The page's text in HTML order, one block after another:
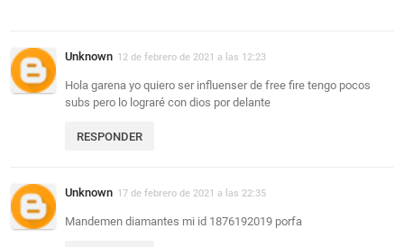
Unknown 12 de febrero de 2021 a las 12:23
Hola garena yo quiero ser influenser de free fire tengo pocos
subs pero lo lograré con dios por delante
RESPONDER
Unknown 17 de febrero de 2021 a las 22:35
Mandemen diamantes mi id 1876192019 porfa